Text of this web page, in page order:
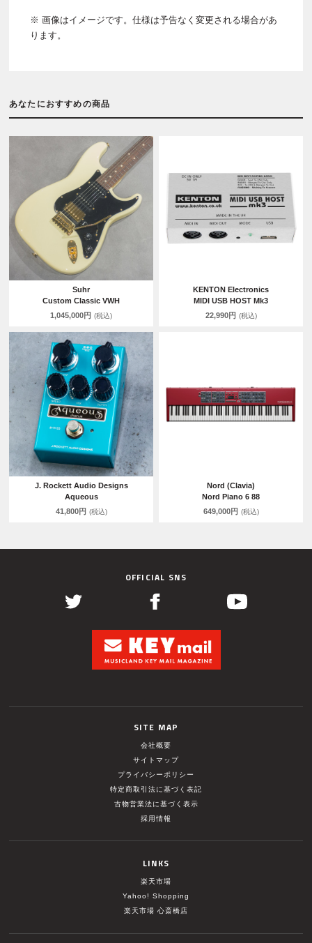
※ 画像はイメージです。仕様は予告なく変更される場合があ
ります。
あなたにおすすめの商品
Suhr
Custom Classic VWH
1,045,000円 (税込)
KENTON Electronics
MIDI USB HOST Mk3
22,990円 (税込)
J. Rockett Audio Designs
Aqueous
41,800円 (税込)
Nord (Clavia)
Nord Piano 6 88
649,000円 (税込)
OFFICIAL SNS
SITE MAP
会社概要
サイトマップ
プライバシーポリシー
特定商取引法に基づく表記
古物営業法に基づく表示
採用情報
LINKS
楽天市場
Yahoo! Shopping
楽天市場 心斎橋店